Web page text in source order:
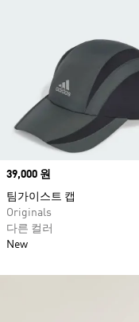
Price
39,000 원
팀가이스트 캡
Originals
다른 컬러
New